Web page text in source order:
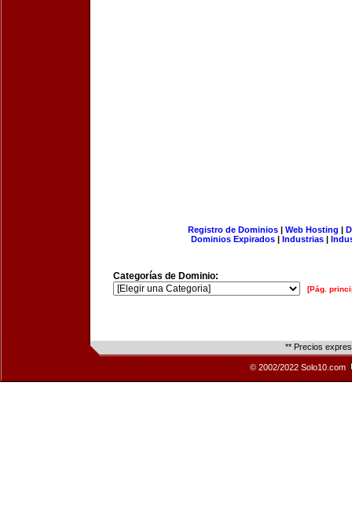
Registro de Dominios| Web Hosting |
Dominios Expirados | Industrias |
Categorías de Dominio:
[Pág.
** Precios
© 2002/2022 Solo10.com